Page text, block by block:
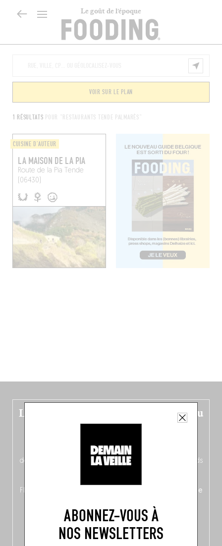
Le goût de l’époque
ABONNEZ-VOUS À
NOS NEWSLETTERS
1 RÉSULTATS POUR "RESTAURANTS TENDE PALMARÈS"
VOIR SUR LE PLAN
CUISINE D'AUTEUR
LA MAISON DE LA PIA
Route de la Pia Tende
(06430)
Le nouveau guide Belgique est sorti du
four !
néerlandais côté face – à moins que ne soit l’inverse ?),
découvrez
une partie mag « Nord-Zuid »
qui met les pieds
Flandre, à Bruxelles et en Wallonie, ainsi qu’
un palmarès de